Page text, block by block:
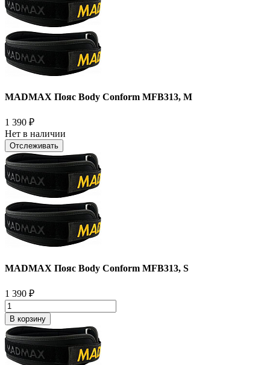
MADMAX Пояс Body Conform MFB313, M
1 390 ₽
Нет в наличии
Отслеживать
MADMAX Пояс Body Conform MFB313, S
1 390 ₽
В корзину